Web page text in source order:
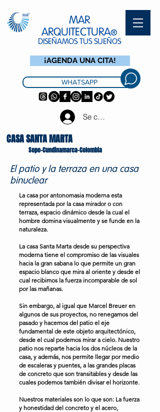
MAR
ARQUITECTURA®
DISEÑAMOS TUS SUEÑOS
¡AGENDA UNA CITA!
WHATSAPP
Se connecter
CASA SANTA MARTA
Sopo-Cundinamarca-Colombia
El patio y la terraza en una casa
binuclear
La casa por antonomasia moderna esta
representada por la casa mirador o con
terraza, espacio dinámico desde la cual el
hombre domina visualmente y se funde en la
naturaleza.
La casa Santa Marta desde su perspectiva
moderna tiene el compromiso de las visuales
hacia la gran sabana lo que permite un gran
espacio blanco que mira al oriente y desde el
cual recibimos la fuerza incomparable de sol
por las mañanas.
Sin embargo, al igual que Marcel Breuer en
algunos de sus proyectos, no renegamos del
pasado y hacemos del patio el eje
fundamental de este objeto arquitectónico,
desde el cual podemos mirar a cielo. Nuestro
patio nos reparte hacia los dos núcleos de la
casa, y además, nos permite llegar por medio
de escaleras y puentes, a las grandes placas
de concreto que son transitables y desde las
cuales podemos también divisar el horizonte.
Nuestros materiales son lo que son: La fuerza
y honestidad del concreto y el acero,